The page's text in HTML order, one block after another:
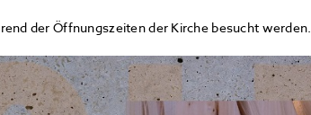
der Öffnungszeiten der Kirche besucht werden.